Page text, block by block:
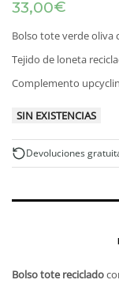
33,00€
Bolso tote verde oliva
Tejido de loneta
Complemento
SIN EXISTENCIAS
Devoluciones
Bolso tote reciclado